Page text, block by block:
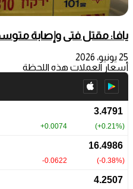
يافا: مقتل فتى وإصابة
25 يونيو، 2026
أسعار العملات هذه اللحظة